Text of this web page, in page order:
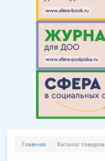
Главная Каталог товаров